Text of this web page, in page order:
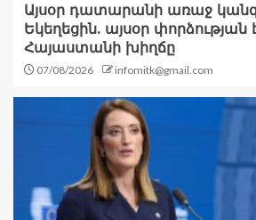
Այսօր դատարանի առաջ
Եկեղեցին. այսօր փորձության
Հայաստանի խիղճը
07/08/2026 infomitk@gmail.com